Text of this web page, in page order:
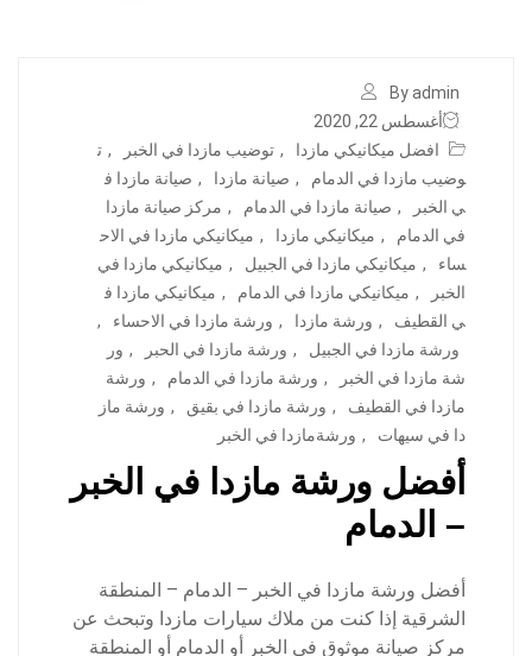
By admin
أغسطس 22, 2020
افضل ميكانيكي مازدا
, توضيب مازدا في الخبر , ت
وضيب مازدا في الدمام
, صيانة مازدا , صيانة مازدا ف
ي الخبر
, صيانة مازدا في الدمام , مركز صيانة مازدا
في الدمام
, ميكانيكي مازدا , ميكانيكي مازدا في الاح
ساء
, ميكانيكي مازدا في الجبيل , ميكانيكي مازدا في
الخبر
, ميكانيكي مازدا في الدمام , ميكانيكي مازدا ف
ي القطيف
, ورشة مازدا , ورشة مازدا في الاحساء
,
ورشة مازدا في الجبيل
, ورشة مازدا في الحبر , ور
شة مازدا في الخبر
, ورشة مازدا في الدمام , ورشة
مازدا في القطيف
, ورشة مازدا في بقيق , ورشة ماز
دا في سيهات
, ورشةمازدا في الخبر
أفضل ورشة مازدا في الخبر
– الدمام
أفضل ورشة مازدا في الخبر – الدمام – المنطقة
الشرقية إذا كنت من ملاك سيارات مازدا وتبحث عن
مركز صيانة موثوق في الخبر أو الدمام أو المنطقة